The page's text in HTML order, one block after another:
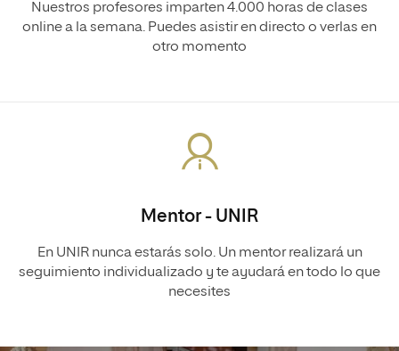
Nuestros profesores imparten 4.000 horas de clases
online a la semana. Puedes asistir en directo o verlas en
otro momento
Mentor - UNIR
En UNIR nunca estarás solo. Un mentor realizará un
seguimiento individualizado y te ayudará en todo lo que
necesites